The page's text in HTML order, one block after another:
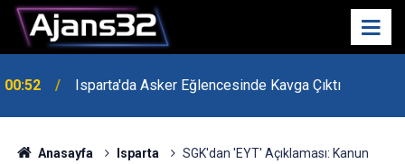
00:52 Isparta'da Asker Eğlencesinde Kavga Çıktı
Anasayfa Isparta
SGK'dan 'EYT' Açıklaması: Kanun